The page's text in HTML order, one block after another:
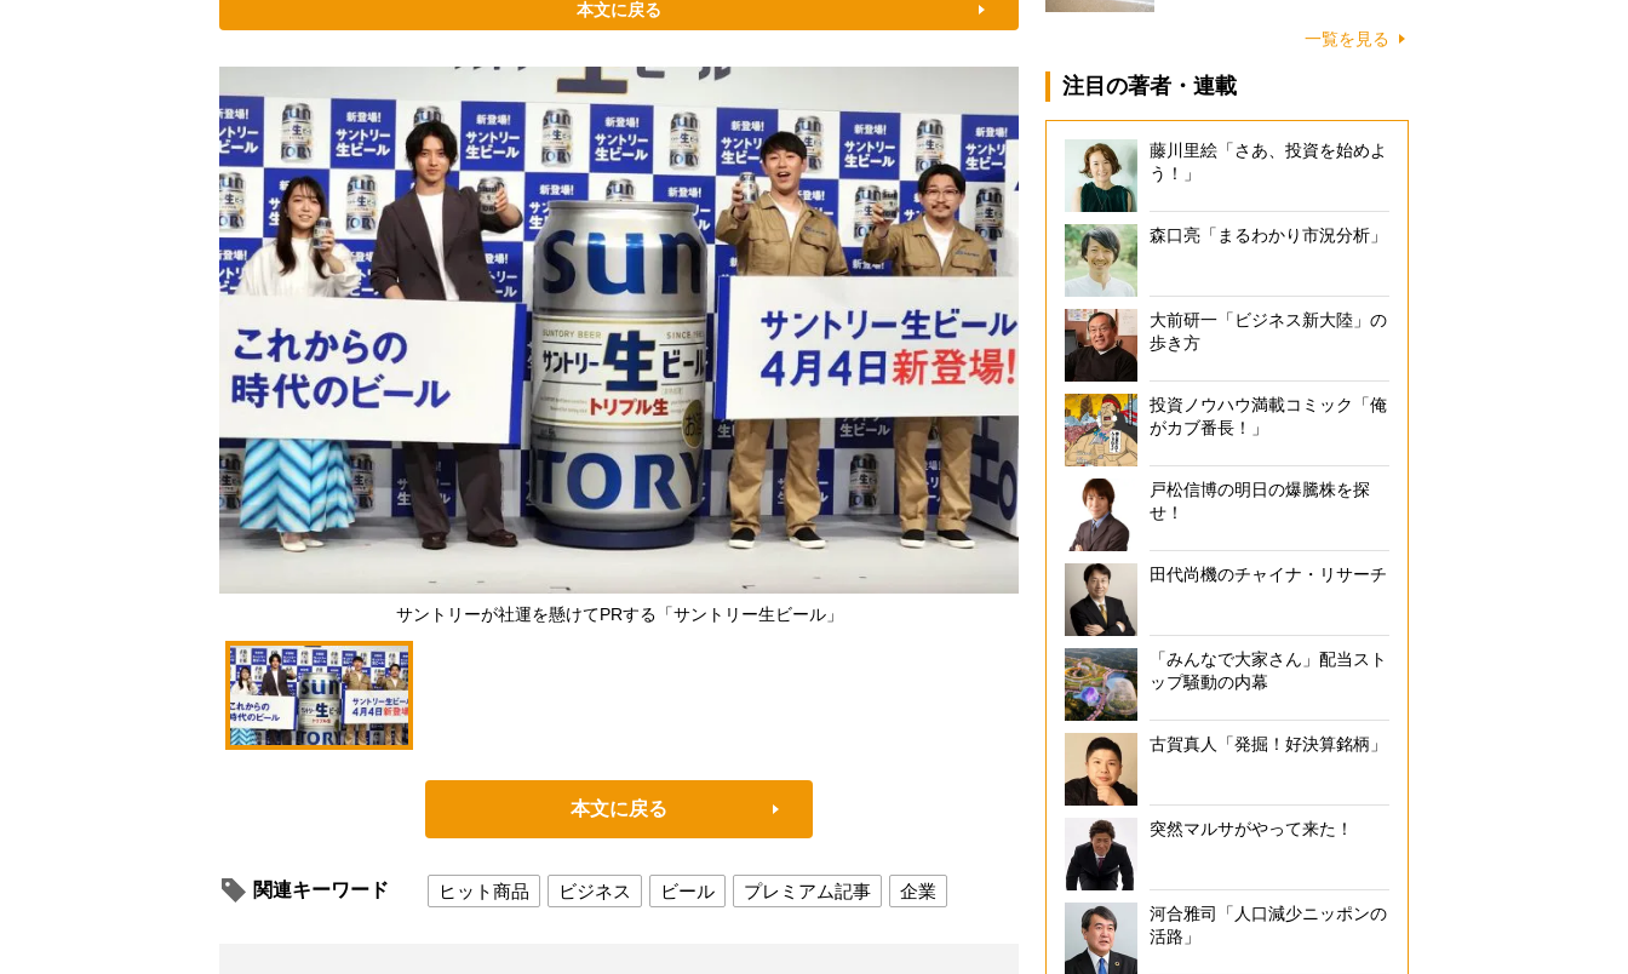
本文に戻る
サントリーが社運を懸けてPRする「サントリー生ビール」
本文に戻る
関連キーワード ヒット商品 ビジネス ビール プレミアム記事 企業
一覧を見る
注目の著者・連載
藤川里絵「さあ、投資を始めよ
う！」
森口亮「まるわかり市況分析」
大前研一「ビジネス新大陸」の
歩き方
投資ノウハウ満載コミック「俺
がカブ番長！」
戸松信博の明日の爆騰株を探
せ！
田代尚機のチャイナ・リサーチ
「みんなで大家さん」配当スト
ップ騒動の内幕
古賀真人「発掘！好決算銘柄」
突然マルサがやって来た！
河合雅司「人口減少ニッポンの
活路」